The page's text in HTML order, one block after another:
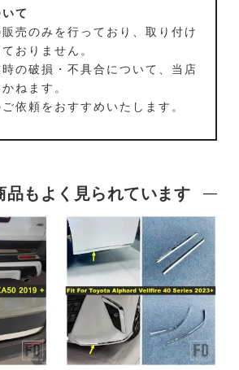
て
販売のみを行っており、取り付け
おりません。
時の破損・不具合について、当店
ねます。
依頼をおすすめいたします。
品もよく見られています